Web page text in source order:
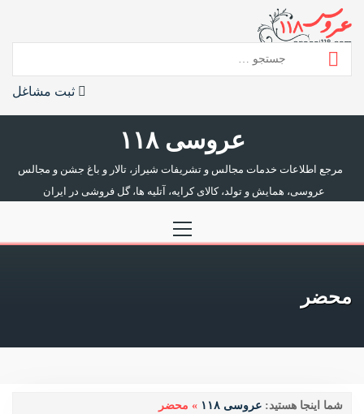
پرش
محتواجستجو
برای:
ثبت مشاغل
عروسی ۱۱۸
مرجع اطلاعات خدمات مجالس و تشریفات شیراز، تالار و باغ جشن و مجالس
عروسی، همایش و تولد، کالای کرایه، آتلیه ها، گل فروشی در ایران
اصلی
محضر
شما اینجا هستید: عروسی ۱۱۸ » محضر